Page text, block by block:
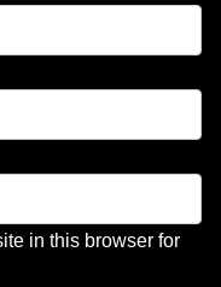
in this browser for